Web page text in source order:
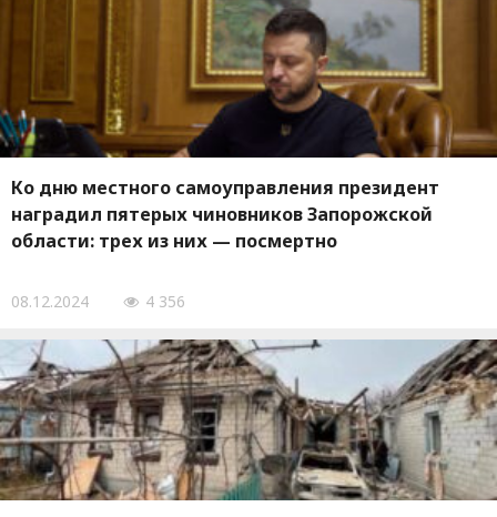
Ко дню местного самоуправления президент
наградил пятерых чиновников Запорожской
области: трех из них — посмертно
08.12.2024 4 356